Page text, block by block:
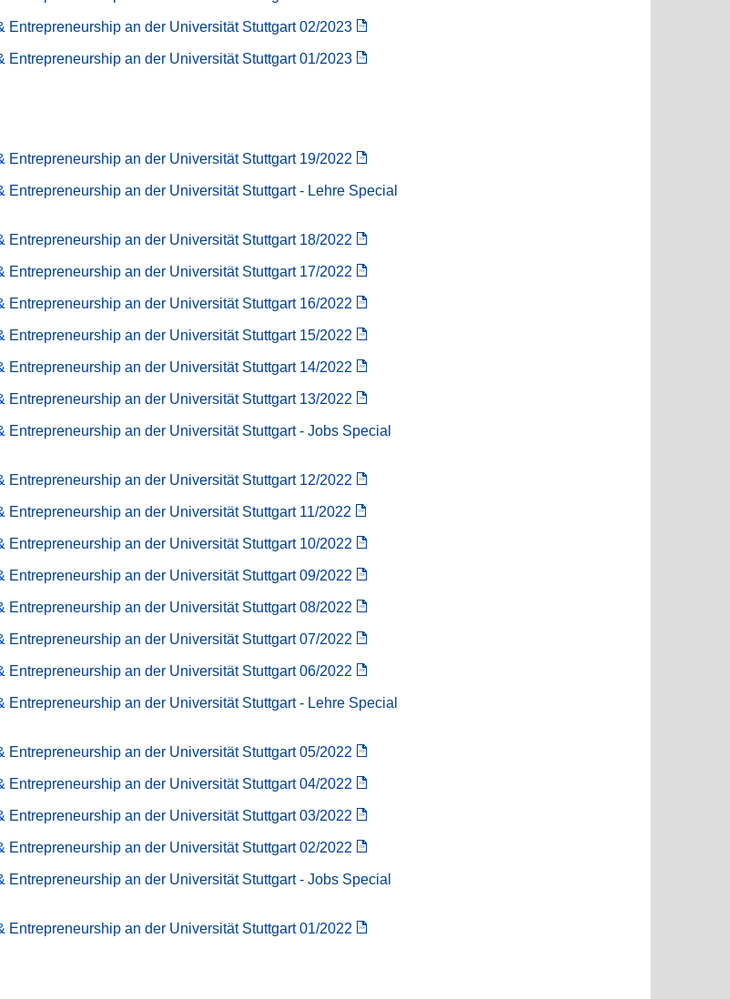
Entrepreneurship an der Universität Stuttgart 02/2023
Entrepreneurship an der Universität Stuttgart 01/2023
Entrepreneurship an der Universität Stuttgart 19/2022
Entrepreneurship an der Universität Stuttgart - Lehre Special
Entrepreneurship an der Universität Stuttgart 18/2022
Entrepreneurship an der Universität Stuttgart 17/2022
Entrepreneurship an der Universität Stuttgart 16/2022
Entrepreneurship an der Universität Stuttgart 15/2022
Entrepreneurship an der Universität Stuttgart 14/2022
Entrepreneurship an der Universität Stuttgart 13/2022
Entrepreneurship an der Universität Stuttgart - Jobs Special
Entrepreneurship an der Universität Stuttgart 12/2022
Entrepreneurship an der Universität Stuttgart 11/2022
Entrepreneurship an der Universität Stuttgart 10/2022
Entrepreneurship an der Universität Stuttgart 09/2022
Entrepreneurship an der Universität Stuttgart 08/2022
Entrepreneurship an der Universität Stuttgart 07/2022
Entrepreneurship an der Universität Stuttgart 06/2022
Entrepreneurship an der Universität Stuttgart - Lehre Special
Entrepreneurship an der Universität Stuttgart 05/2022
Entrepreneurship an der Universität Stuttgart 04/2022
Entrepreneurship an der Universität Stuttgart 03/2022
Entrepreneurship an der Universität Stuttgart 02/2022
Entrepreneurship an der Universität Stuttgart - Jobs Special
Entrepreneurship an der Universität Stuttgart 01/2022